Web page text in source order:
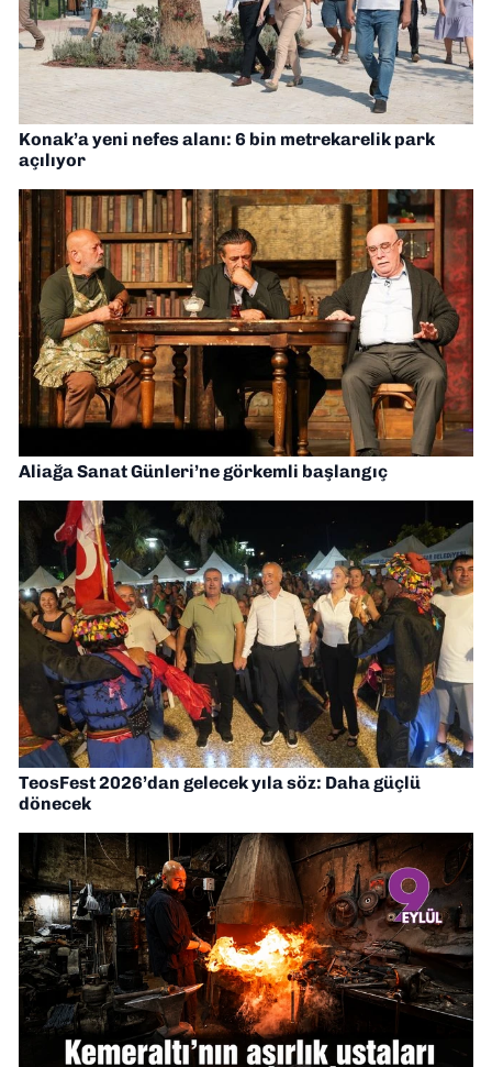
Konak’a yeni nefes alanı: 6 bin metrekarelik park
açılıyor
Aliağa Sanat Günleri’ne görkemli başlangıç
TeosFest 2026’dan gelecek yıla söz: Daha güçlü
dönecek